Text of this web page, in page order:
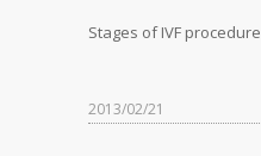
Stages of IVF procedure
2013/02/21